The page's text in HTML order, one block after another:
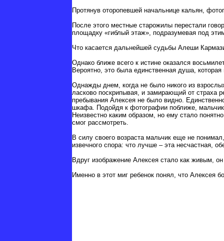
Протянув оторопевшей начальнице кальян,
После этого местные старожилы перестали
площадку «гиблый этаж», подразумевая под
Что касается дальнейшей судьбы Алеши
Однако ближе всего к истине оказался
Вероятно, это была единственная душа,
Однажды днем, когда не было никого из
ласково поскрипывая, и замирающий от страха
пребывания Алексея не было видно.
шкафа. Подойдя к фотографии поближе,
Неизвестно каким образом, но ему стало
смог рассмотреть.
В силу своего возраста мальчик еще не
извечного спора: что лучше – эта несчастная,
Вдруг изображение Алексея стало как живым,
Именно в этот миг ребенок понял, что Алексея